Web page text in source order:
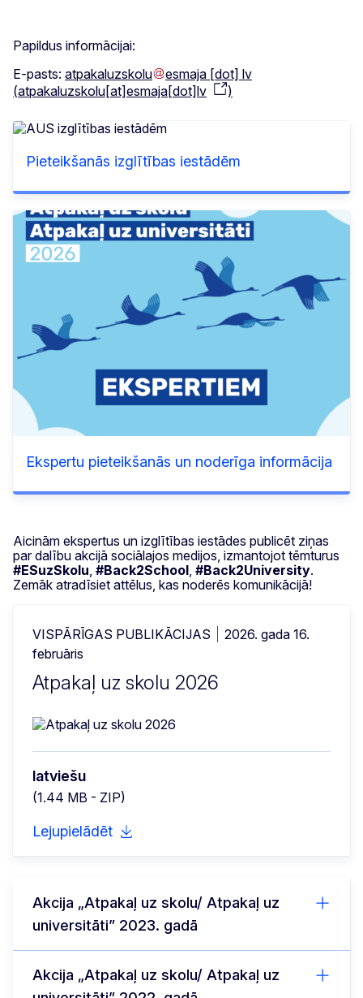
Papildus informācijai:
E-pasts: atpakaluzskolu esmaja [dot] lv
(atpakaluzskolu[at]esmaja[dot]lv )
Pieteikšanās izglītības iestādēm
Ekspertu pieteikšanās un noderīga informācija
Aicinām ekspertus un izglītības iestādes publicēt ziņas
par dalību akcijā sociālajos medijos, izmantojot tēmturus
#ESuzSkolu #Back2School #Back2University.
Zemāk atradīsiet attēlus, kas noderēs komunikācijā!
VISPĀRĪGAS PUBLIKĀCIJAS
2026. gada 16.
februāris
Atpakaļ uz skolu 2026
latviešu
(1.44 MB - ZIP)
Lejupielādēt
Akcija „Atpakaļ uz skolu/ Atpakaļ uz
universitāti” 2023. gadā
Akcija „Atpakaļ uz skolu/ Atpakaļ uz